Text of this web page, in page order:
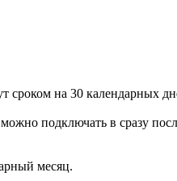
сроком на 30 календарных
подключать в сразу
месяц.